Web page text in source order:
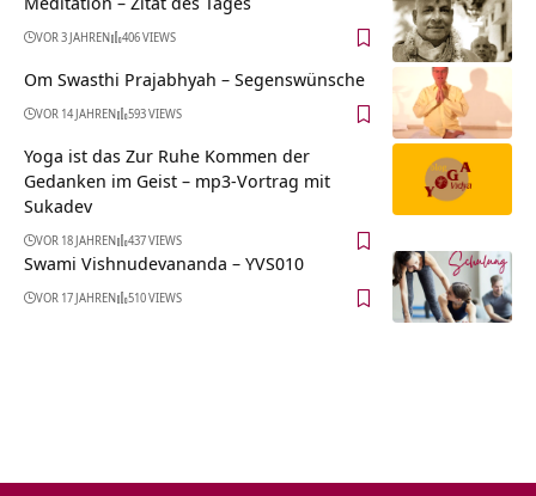
VOR 3 JAHREN 406 VIEWS
Om Swasthi Prajabhyah – Segenswünsche
VOR 14 JAHREN 593 VIEWS
Yoga ist das Zur Ruhe Kommen der
Gedanken im Geist – mp3-Vortrag mit
Sukadev
VOR 18 JAHREN 437 VIEWS
Swami Vishnudevananda – YVS010
VOR 17 JAHREN 510 VIEWS